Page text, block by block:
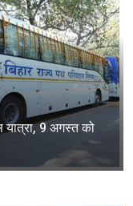
यात्रा, 9 अगस्त को